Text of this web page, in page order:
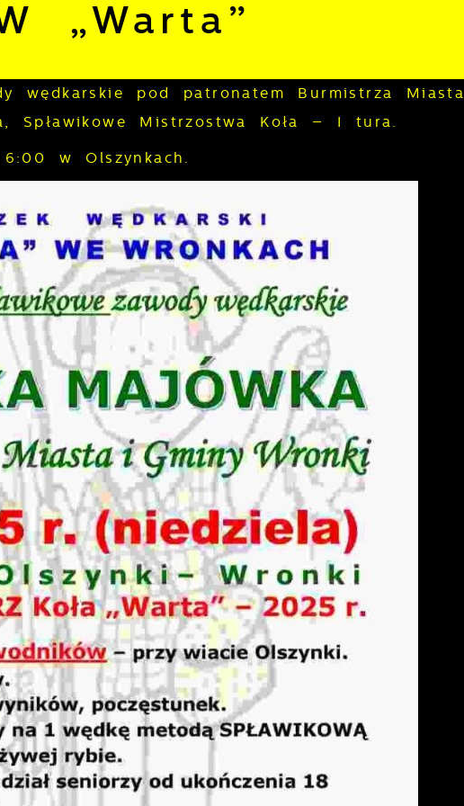
„Warta”
wędkarskie pod patronatem Burmistrza Miasta
Spławikowe Mistrzostwa Koła – I tura.
w Olszynkach.
Szanujemy Twoją prywatność. Możesz zmienić ustawienia
cookies lub zaakceptować je wszystkie. W dowolnym
momencie możesz dokonać zmiany swoich ustawień.